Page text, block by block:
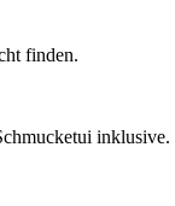
finden.
inklusive.